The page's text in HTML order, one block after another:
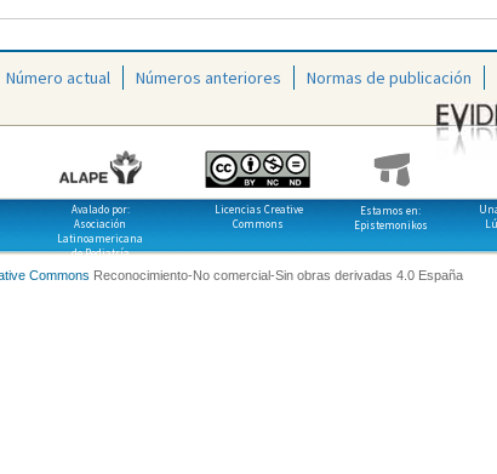
Número actual Números anteriores Normas de publicación
Avalado por:
Asociación
Latinoamericana
de Pediatría
Licencias Creative
Commons
Estamos en:
Epistemonikos
Commons Reconocimiento-No comercial-Sin obras derivadas 4.0 España